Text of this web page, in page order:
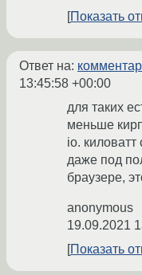
Показать
Ответ на:
13:45:58 +00:00
для таких
меньше
io.
даже под
браузере,
anonymous
19.09.2021
Показать